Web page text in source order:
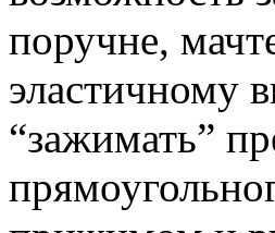
поручне,
эластичному
“зажимать”